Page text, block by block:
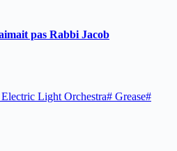
pas Rabbi Jacob
Electric Light Orchestra# Grease#